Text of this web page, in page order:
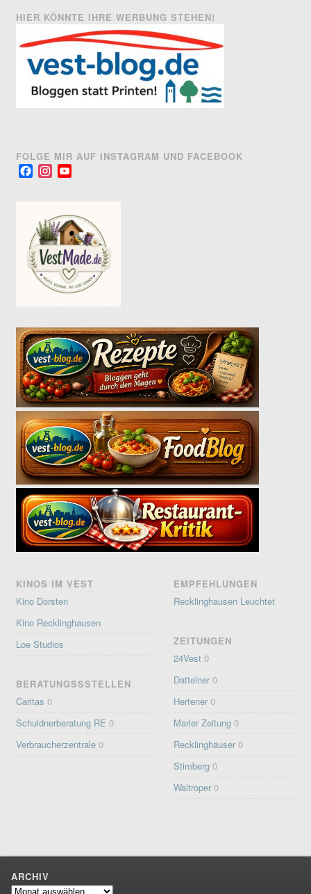
HIER KÖNNTE IHRE WERBUNG STEHEN!
FOLGE MIR AUF INSTAGRAM UND FACEBOOK
FacebookInstagram
KINOS IM VEST
Kino Dorsten
Kino Recklinghausen
Loe Studios
BERATUNGSSSTELLEN
Caritas 0
Schuldnerberatung RE 0
Verbraucherzentrale 0
EMPFEHLUNGEN
Recklinghausen Leuchtet
ZEITUNGEN
24Vest 0
Dattelner 0
Hertener 0
Marler Zeitung 0
Recklinghäuser 0
Stimberg 0
Waltroper 0
ARCHIV
Archiv